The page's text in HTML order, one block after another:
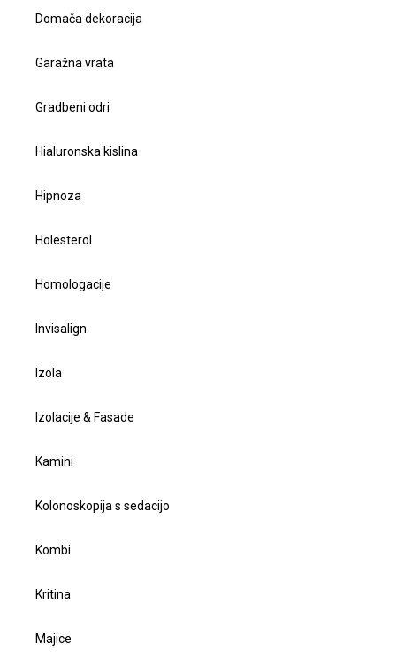
Domača dekoracija
Garažna vrata
Gradbeni odri
Hialuronska kislina
Hipnoza
Holesterol
Homologacije
Invisalign
Izola
Izolacije & Fasade
Kamini
Kolonoskopija s sedacijo
Kombi
Kritina
Majice